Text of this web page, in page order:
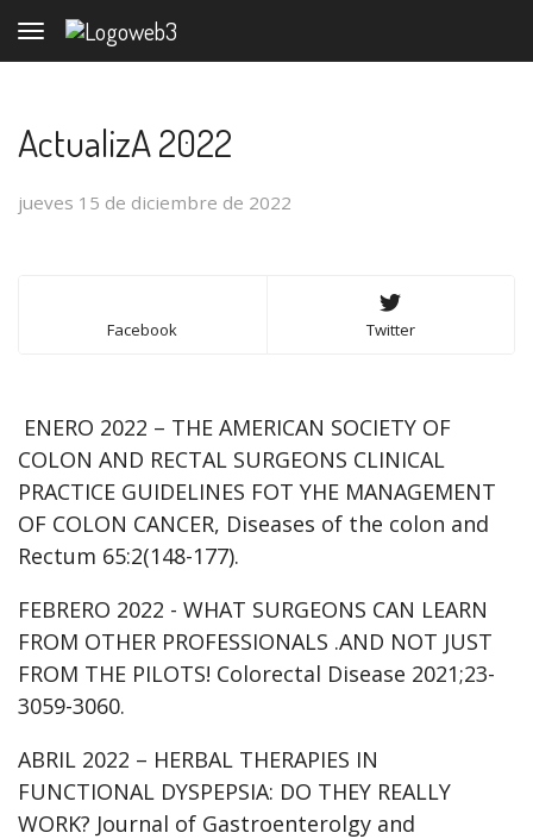
Toggle navigation
ActualizA 2022
jueves 15 de diciembre de 2022
Facebook Twitter
ENERO 2022 – THE AMERICAN SOCIETY OF
COLON AND RECTAL SURGEONS CLINICAL
PRACTICE GUIDELINES FOT YHE MANAGEMENT
OF COLON CANCER, Diseases of the colon and
Rectum 65:2(148-177).
FEBRERO 2022 - WHAT SURGEONS CAN LEARN
FROM OTHER PROFESSIONALS .AND NOT JUST
FROM THE PILOTS! Colorectal Disease 2021;23-
3059-3060.
ABRIL 2022 – HERBAL THERAPIES IN
FUNCTIONAL DYSPEPSIA: DO THEY REALLY
WORK? Journal of Gastroenterolgy and